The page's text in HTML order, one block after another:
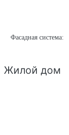
Фасадная система:
Жилой дом